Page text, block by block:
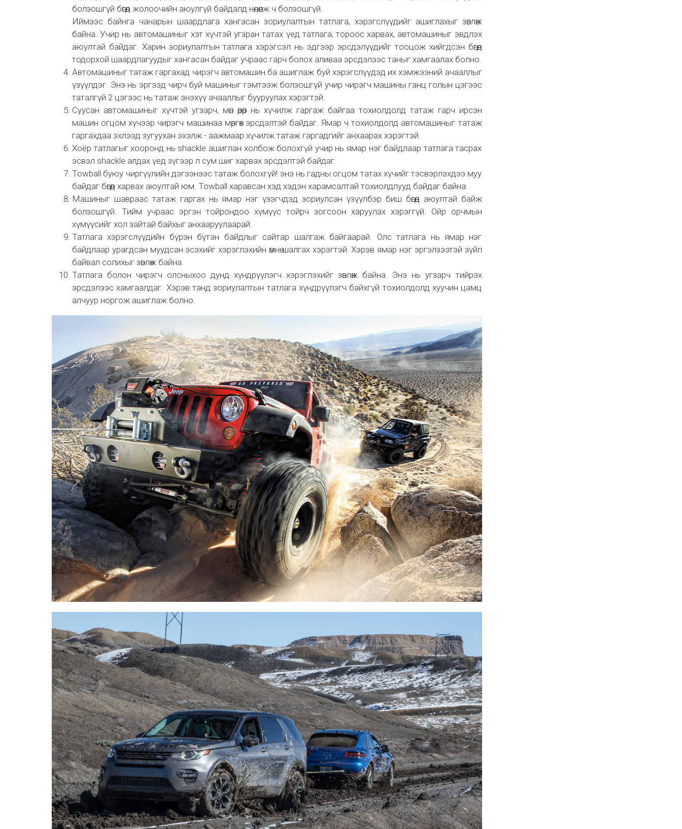
болзошгүй бөгөөд жолоочийн аюулгүй байдалд нөлөөлж ч болзошгүй.
Иймээс байнга чанарын шаардлага хангасан зориулалтын татлага, хэрэгслүүдийг ашиглахыг зөвлөж
байна. Учир нь автомашиныг хэт хүчтэй угзран татах үед татлага, тороос харвах, автомашиныг эвдлэх
аюултай байдаг. Харин зориулалтын татлага хэрэгсэл нь эдгээр эрсдэлүүдийг тооцож хийгдсэн бөгөөд
тодорхой шаардлагуудыг хангасан байдаг учраас гарч болох аливаа эрсдэлээс таныг хамгаалах болно.
Автомашиныг татаж гаргахад чирэгч автомашин ба ашиглаж буй хэрэгслүүдэд их хэмжээний ачааллыг
үзүүлдэг. Энэ нь эргээд чирч буй машиныг гэмтээж болзошгүй учир чирэгч машины ганц голын цэгээс
таталгүй 2 цэгээс нь татаж энэхүү ачааллыг бууруулах хэрэгтэй.
Суусан автомашиныг хүчтэй угзарч, мөн өөрөөр нь хүчилж гаргаж байгаа тохиолдолд татаж гарч ирсэн
машин огцом хүчээр чирэгч машинаа мөргөх эрсдэлтэй байдаг. Ямар ч тохиолдолд автомашиныг татаж
гаргахдаа эхлээд зугуухан эхэлж - аажмаар хүчилж татаж гаргадгийг анхаарах хэрэгтэй.
Хоёр татлагыг хооронд нь shackle ашиглан холбож болохгүй учир нь ямар нэг байдлаар татлага тасрах
эсвэл shackle алдах үед зүгээр л сум шиг харвах эрсдэлтэй байдаг.
Towball буюу чиргүүлийн дэгээнээс татаж болохгүй! энэ нь гадны огцом татах хүчийг тэсвэрлэхдээ муу
байдаг бөгөөд харвах аюултай юм. Towball харавсан хэд хэдэн харамсалтай тохиолдлууд байдаг байна.
Машиныг шавраас татаж гаргах нь ямар нэг үзэгчдэд зориулсан үзүүлбэр биш бөгөөд аюултай байж
болзошгүй. Тийм учраас эргэн тойрондоо хүмүүс тойрч зогсоон харуулах хэрэггүй. Ойр орчмын
хүмүүсийг хол зайтай байхыг анхааруулаарай.
Татлага хэрэгслүүдийн бүрэн бүтэн байдлыг сайтар шалгаж байгаарай. Олс татлага нь ямар нэг
байдлаар урагдсан муудсан эсэхийг хэрэглэхийн өмнө шалгах хэрэгтэй. Хэрэв ямар нэг эргэлзээтэй зүйл
байвал солихыг зөвлөж байна.
Татлага болон чирэгч олсныхоо дунд хүндрүүлэгч хэрэглэхийг зөвлөж байна. Энэ нь угзарч тийрэх
эрсдэлээс хамгаалдаг. Хэрэв танд зориулалтын татлага хүндрүүлэгч байхгүй тохиолдолд хуучин цамц
алчуур норгож ашиглаж болно.